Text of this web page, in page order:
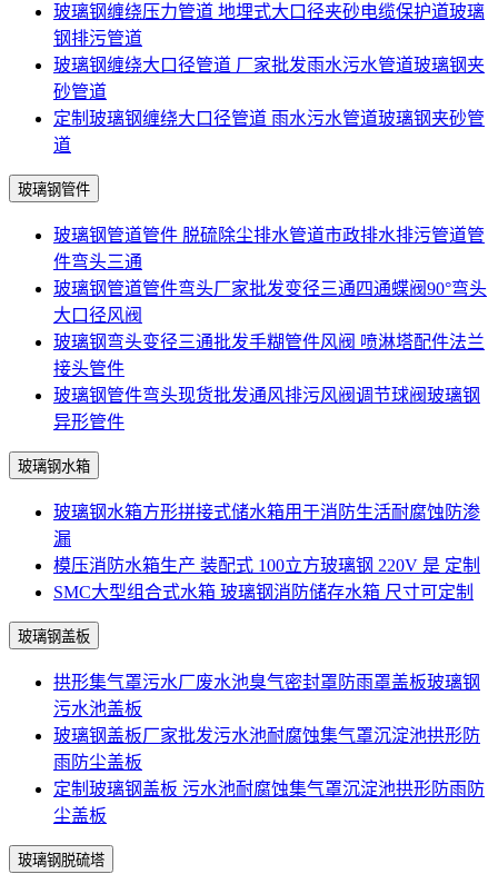
玻璃钢缠绕压力管道 地埋式大口径夹砂电缆保护道玻璃
钢排污管道
玻璃钢缠绕大口径管道 厂家批发雨水污水管道玻璃钢夹
砂管道
定制玻璃钢缠绕大口径管道 雨水污水管道玻璃钢夹砂管
道
玻璃钢管件
玻璃钢管道管件 脱硫除尘排水管道市政排水排污管道管
件弯头三通
玻璃钢管道管件弯头厂家批发变径三通四通蝶阀90°弯头
大口径风阀
玻璃钢弯头变径三通批发手糊管件风阀 喷淋塔配件法兰
接头管件
玻璃钢管件弯头现货批发通风排污风阀调节球阀玻璃钢
异形管件
玻璃钢水箱
玻璃钢水箱方形拼接式储水箱用于消防生活耐腐蚀防渗
漏
模压消防水箱生产 装配式 100立方玻璃钢 220V 是 定制
SMC大型组合式水箱 玻璃钢消防储存水箱 尺寸可定制
玻璃钢盖板
拱形集气罩污水厂废水池臭气密封罩防雨罩盖板玻璃钢
污水池盖板
玻璃钢盖板厂家批发污水池耐腐蚀集气罩沉淀池拱形防
雨防尘盖板
定制玻璃钢盖板 污水池耐腐蚀集气罩沉淀池拱形防雨防
尘盖板
玻璃钢脱硫塔